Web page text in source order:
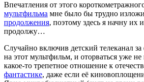
Впечатления от этого
мультфильма мне было бы трудно
продолжения, поэтому здесь я начну их
продолжу…
Случайно включив детский телеканал за
на этот мультфильм, и оторваться уже
какое-то трепетное отношение к
фантастике, даже если её